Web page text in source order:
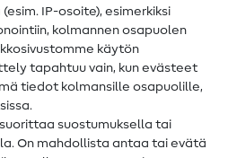
IP-osoite), esimerkiksi
kolmannen osapuolen
käytön
tapahtuu vain, kun evästeet
tiedot kolmansille osapuolille,
suostumuksella tai
On mahdollista antaa tai evätä